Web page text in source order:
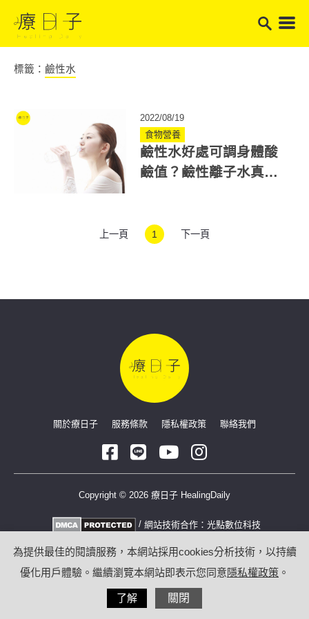
標籤： 鹼性水
2022/08/19
食物營養
鹼性水好處可調身體酸
鹼值？鹼性離子水真正
上一頁 1 下一頁
關於療日子 服務條款 隱私權政策 聯絡我們
Copyright © 2026 療日子 HealingDaily
/ 網站技術合作： 光點數位科技
為提供最佳的閱讀服務，本網站採用cookies分析技術，以持續
優化用戶體驗。繼續瀏覽本網站即表示您同意隱私權政策 。
了解 關閉